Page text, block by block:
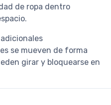
de ropa dentro
se mueven de forma
girar y bloquearse en